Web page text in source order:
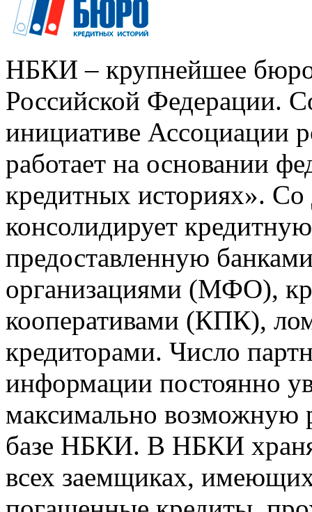
НБКИ – крупнейшее
Российской Федерации.
инициативе Ассоциации
работает на основании
кредитных историях».
консолидирует
предоставленную
организациями (МФО),
кооперативами (КПК),
кредиторами. Число
информации постоянно
максимально возможную
базе НБКИ. В НБКИ
всех заемщиках,